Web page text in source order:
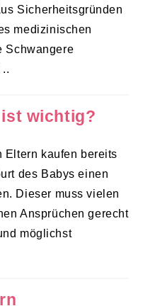
Sicherheitsgründen
medizinischen
Schwangere
ist wichtig?
Eltern kaufen bereits
des Babys einen
Dieser muss vielen
Ansprüchen gerecht
möglichst